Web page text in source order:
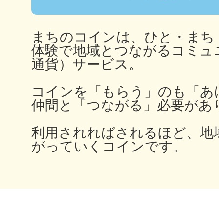
まちのコインは、ひと・ま
体験で地域とつながるコミュ
通貨）サービス。
コインを「もらう」のも「
仲間と「つながる」必要があ
利用されればされるほど、地
がっていくコインです。
多度津
厚木